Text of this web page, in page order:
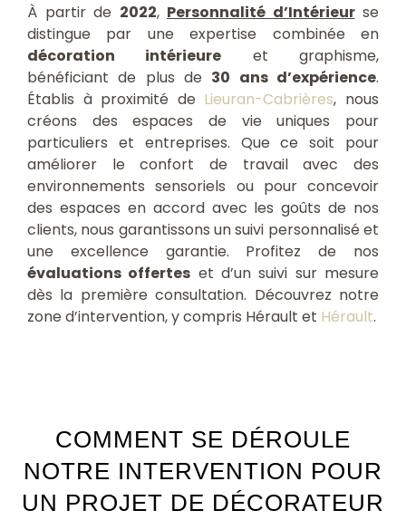
À partir de 2022, Personnalité d’Intérieurse
distingue par une expertise combinée en
décoration intérieure et graphisme,
bénéficiant de plus de 30 ans d’expérience.
Établis à proximité de Lieuran-Cabrières, nous
créons des espaces de vie uniques pour
particuliers et entreprises. Que ce soit pour
améliorer le confort de travail avec des
environnements sensoriels ou pour concevoir
des espaces en accord avec les goûts de nos
clients, nous garantissons un suivi personnalisé et
une excellence garantie. Profitez de nos
évaluations offertes et d’un suivi sur mesure
dès la première consultation. Découvrez notre
zone d’intervention, y compris Hérault et Hérault.
COMMENT SE DÉROULE
NOTRE INTERVENTION POUR
UN PROJET DE DÉCORATEUR